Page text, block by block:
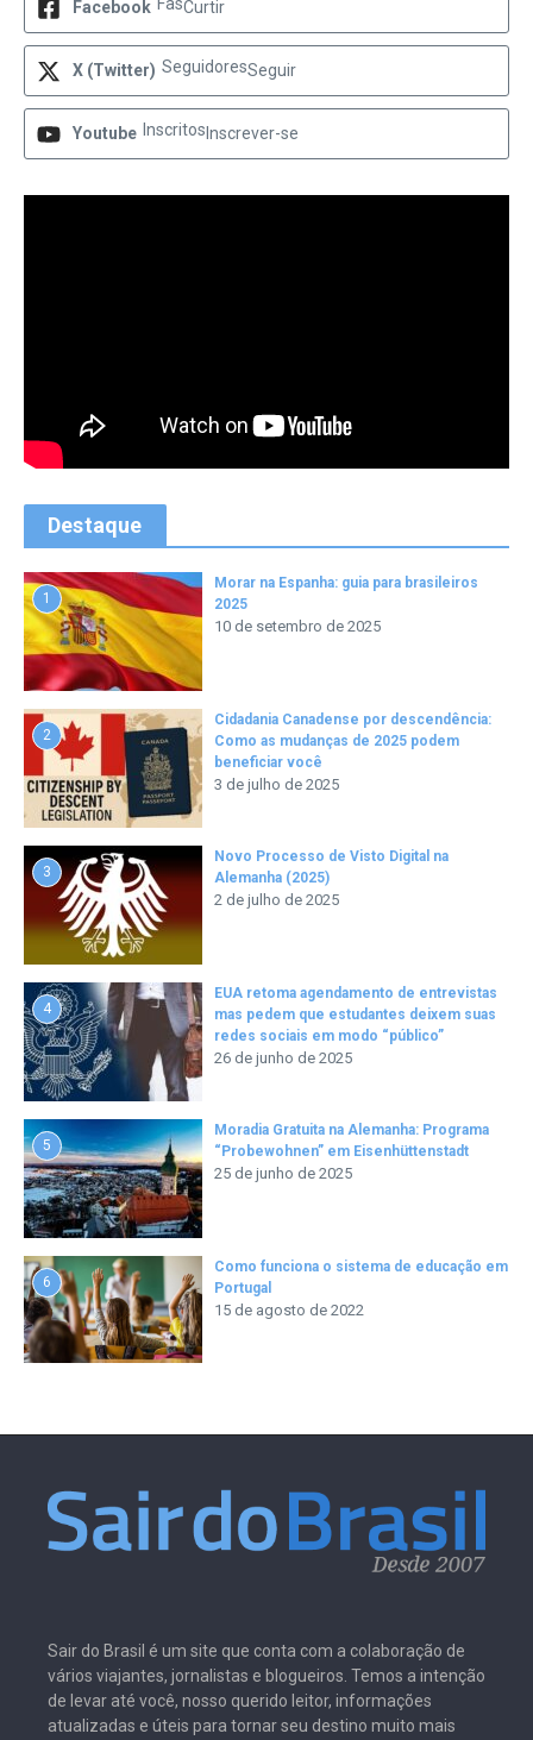
Facebook Curtir
X (Twitter) SeguidoresSeguir
Youtube Inscritos Inscrever-se
Destaque
1
Morar na Espanha: guia para brasileiros
2025
10 de setembro de 2025
2
Cidadania Canadense por descendência:
Como as mudanças de 2025 podem
beneficiar você
3 de julho de 2025
3
Novo Processo de Visto Digital na
Alemanha (2025)
2 de julho de 2025
4
EUA retoma agendamento de entrevistas
mas pedem que estudantes deixem suas
redes sociais em modo “público”
26 de junho de 2025
5
Moradia Gratuita na Alemanha: Programa
“Probewohnen” em Eisenhüttenstadt
25 de junho de 2025
6
Como funciona o sistema de educação em
Portugal
15 de agosto de 2022
Sair do Brasil é um site que conta com a colaboração de
vários viajantes, jornalistas e blogueiros. Temos a intenção
de levar até você, nosso querido leitor, informações
atualizadas e úteis para tornar seu destino muito mais